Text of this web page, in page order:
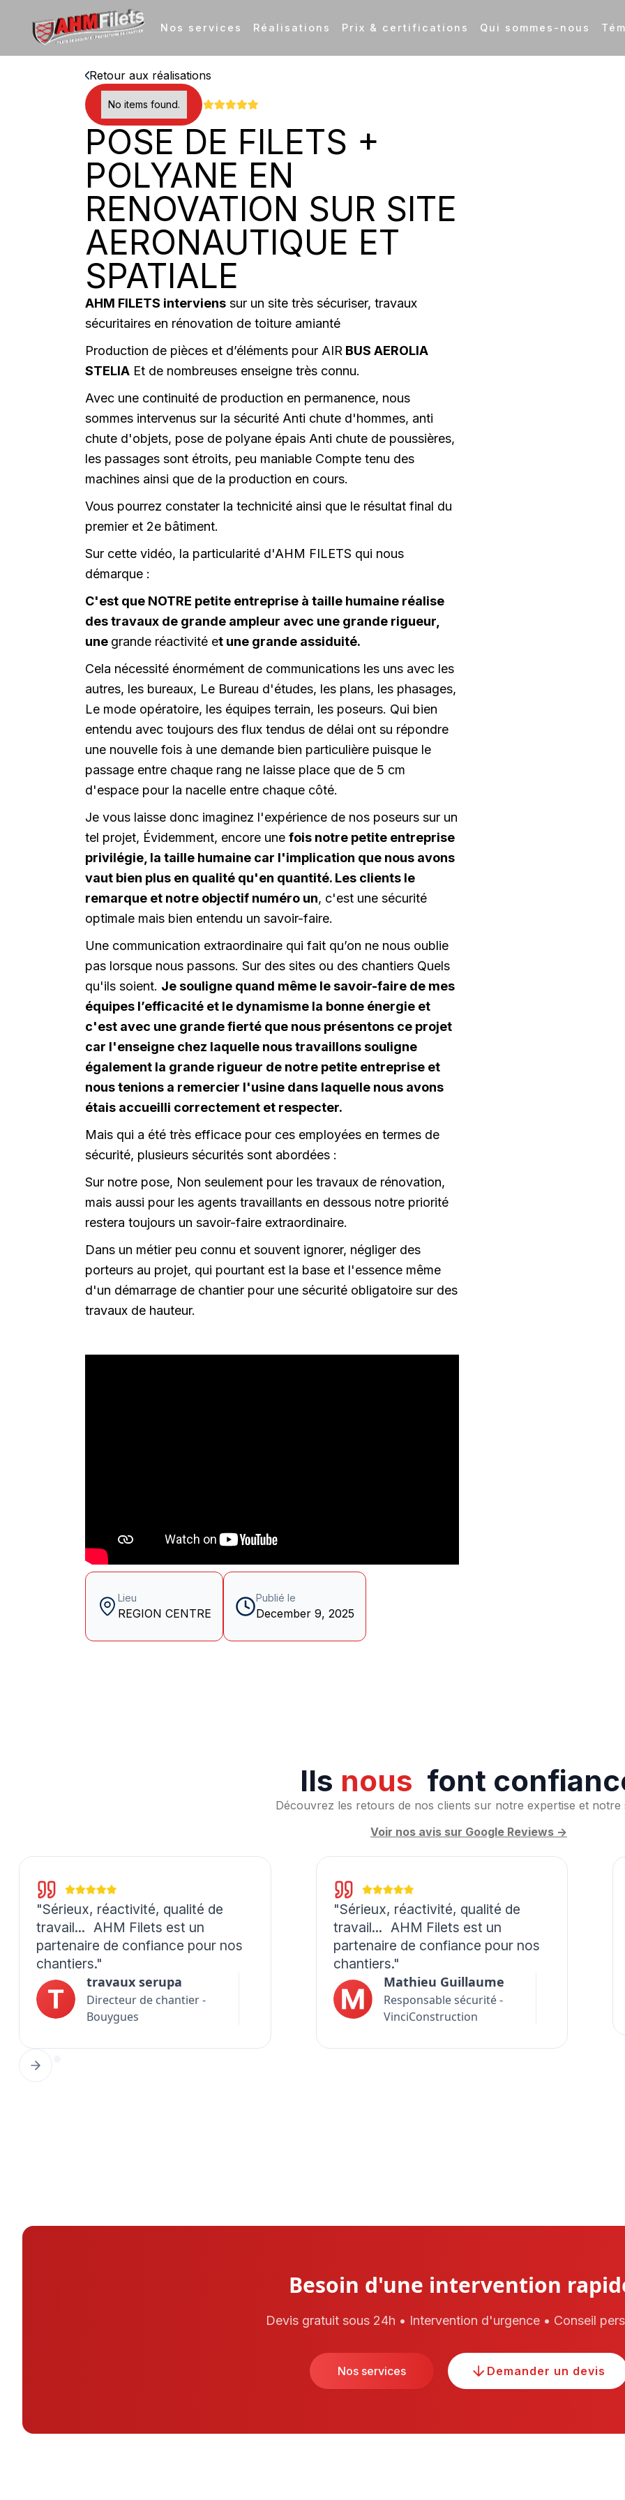
Nos services Réalisations Prix & certifications Qui sommes-nous
Retour aux réalisations
No items found.
POSE DE FILETS +
POLYANE EN
RENOVATION SUR SITE
AERONAUTIQUE ET
SPATIALE
AHM FILETS interviens sur un site très sécuriser, travaux
sécuritaires en rénovation de toiture amianté
Production de pièces et d’éléments pour AIR BUS AEROLIA
STELIA Et de nombreuses enseigne très connu.
Avec une continuité de production en permanence, nous
sommes intervenus sur la sécurité Anti chute d'hommes, anti
chute d'objets, pose de polyane épais Anti chute de poussières,
les passages sont étroits, peu maniable Compte tenu des
machines ainsi que de la production en cours.
Vous pourrez constater la technicité ainsi que le résultat final du
premier et 2e bâtiment.
Sur cette vidéo, la particularité d'AHM FILETS qui nous
démarque :
C'est que NOTRE petite entreprise à taille humaine réalise
des travaux de grande ampleur avec une grande rigueur,
une grande réactivité et une grande assiduité.
Cela nécessité énormément de communications les uns avec les
autres, les bureaux, Le Bureau d'études, les plans, les phasages,
Le mode opératoire, les équipes terrain, les poseurs. Qui bien
entendu avec toujours des flux tendus de délai ont su répondre
une nouvelle fois à une demande bien particulière puisque le
passage entre chaque rang ne laisse place que de 5 cm
d'espace pour la nacelle entre chaque côté.
Je vous laisse donc imaginez l'expérience de nos poseurs sur un
tel projet, Évidemment, encore une fois notre petite entreprise
privilégie, la taille humaine car l'implication que nous avons
vaut bien plus en qualité qu'en quantité. Les clients le
remarque et notre objectif numéro un, c'est une sécurité
optimale mais bien entendu un savoir-faire.
Une communication extraordinaire qui fait qu’on ne nous oublie
pas lorsque nous passons. Sur des sites ou des chantiers Quels
qu'ils soient. Je souligne quand même le savoir-faire de mes
équipes l’efficacité et le dynamisme la bonne énergie et
c'est avec une grande fierté que nous présentons ce projet
car l'enseigne chez laquelle nous travaillons souligne
également la grande rigueur de notre petite entreprise et
nous tenions a remercier l'usine dans laquelle nous avons
étais accueilli correctement et respecter.
Mais qui a été très efficace pour ces employées en termes de
sécurité, plusieurs sécurités sont abordées :
Sur notre pose, Non seulement pour les travaux de rénovation,
mais aussi pour les agents travaillants en dessous notre priorité
restera toujours un savoir-faire extraordinaire.
Dans un métier peu connu et souvent ignorer, négliger des
porteurs au projet, qui pourtant est la base et l'essence même
d'un démarrage de chantier pour une sécurité obligatoire sur des
travaux de hauteur.
Lieu
REGION CENTRE
Publié le
December 9, 2025
Ils nous font
Découvrez les retours de nos clients sur notre expertise et notre
Voir nos avis sur Google Reviews ->
"Sérieux, réactivité, qualité de
travail... AHM Filets est un
partenaire de confiance pour nos
chantiers."
travaux serupa
Directeur de chantier -
Bouygues
"Sérieux, réactivité, qualité de
travail... AHM Filets est un
partenaire de confiance pour nos
chantiers."
Mathieu Guillaume
Responsable sécurité -
VinciConstruction
Besoin d'une intervention
Devis gratuit sous 24h • Intervention d'urgence • Conseil
Nos services Demander un devis